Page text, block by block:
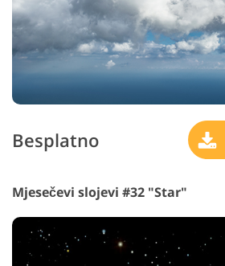
Besplatno
Mjesečevi slojevi #32 "Star"